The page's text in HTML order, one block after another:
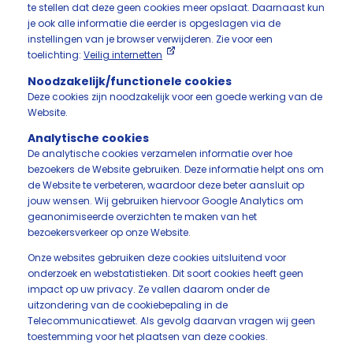
te stellen dat deze geen cookies meer opslaat. Daarnaast kun
je ook alle informatie die eerder is opgeslagen via de
instellingen van je browser verwijderen. Zie voor een
toelichting: Veilig internetten
Noodzakelijk/functionele cookies
Deze cookies zijn noodzakelijk voor een goede werking van de
Website.
Analytische cookies
De analytische cookies verzamelen informatie over hoe
bezoekers de Website gebruiken. Deze informatie helpt ons om
de Website te verbeteren, waardoor deze beter aansluit op
jouw wensen. Wij gebruiken hiervoor Google Analytics om
geanonimiseerde overzichten te maken van het
bezoekersverkeer op onze Website.
Onze websites gebruiken deze cookies uitsluitend voor
onderzoek en webstatistieken. Dit soort cookies heeft geen
impact op uw privacy. Ze vallen daarom onder de
uitzondering van de cookiebepaling in de
Telecommunicatiewet. Als gevolg daarvan vragen wij geen
toestemming voor het plaatsen van deze cookies.